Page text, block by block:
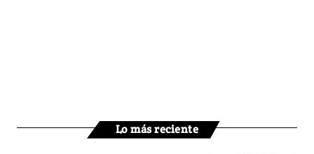
Lo más reciente